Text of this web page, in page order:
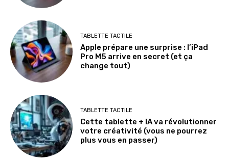
TABLETTE TACTILE
Apple prépare une surprise : l’iPad
Pro M5 arrive en secret (et ça
change tout)
TABLETTE TACTILE
Cette tablette + IA va révolutionner
votre créativité (vous ne pourrez
plus vous en passer)